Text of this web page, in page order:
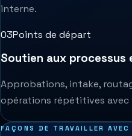
interne.
03Points de départ
Soutien aux
Approbations, intake,
opérations répétitives avec
FAÇONS DE TRAVAILLER AVEC